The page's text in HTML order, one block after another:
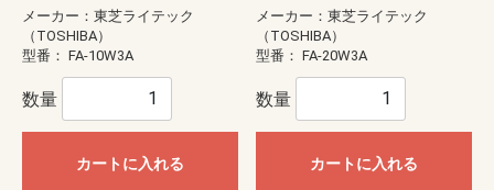
メーカー：東芝ライテック
（TOSHIBA）
型番： FA-10W3A
数量
カートに入れる
メーカー：東芝ライテック
（TOSHIBA）
型番： FA-20W3A
数量
カートに入れる